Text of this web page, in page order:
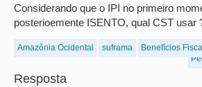
Considerando que o IPI no primeiro
posterioemente ISENTO, qual CST usar
Amazônia Ocidental suframa
Benefícios
Resposta